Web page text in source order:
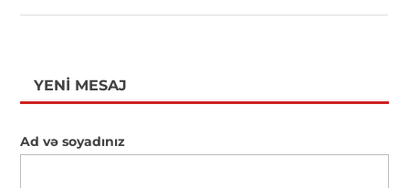
YENI MESAJ
Ad və soyadınız